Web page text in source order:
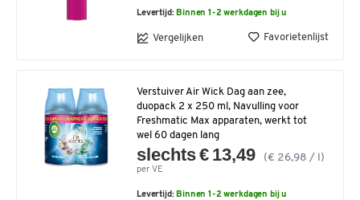
Levertijd: Binnen 1-2 werkdagen bij u
Vergelijken Favorietenlijst
Verstuiver Air Wick Dag aan zee,
duopack 2 x 250 ml, Navulling voor
Freshmatic Max apparaten, werkt tot
wel 60 dagen lang
slechts € 13,49 (€ 26,98 / l)
per VE
Levertijd: Binnen 1-2 werkdagen bij u